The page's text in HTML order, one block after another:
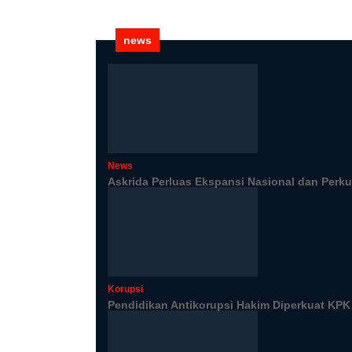
news
News
Askrida Perluas Ekspansi Nasional dan
Korupsi
Pendidikan Antikorupsi Hakim Diperkuat